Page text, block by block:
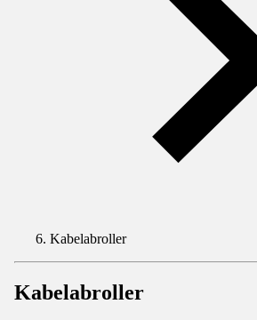
Kabelabroller
Kabelabroller